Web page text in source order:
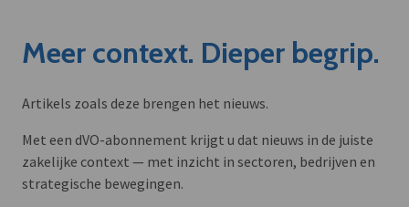
Meer context. Dieper begrip.
Artikels zoals deze brengen het nieuws.
Met een dVO-abonnement krijgt u dat nieuws in de juiste
zakelijke context — met inzicht in sectoren, bedrijven en
strategische bewegingen.